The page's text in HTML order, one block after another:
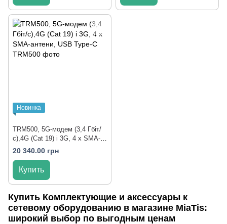
Новинка
TRM500, 5G-модем (3,4 Гбіт/
с),4G (Cat 19) і 3G, 4 x SMA-
антени, USB Type-C
20 340.00 грн
Купить
Купить Комплектующие и аксессуары к
сетевому оборудованию в магазине MiaTis:
широкий выбор по выгодным ценам